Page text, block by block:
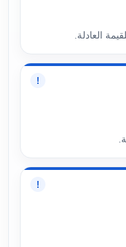
العادلة.
!
!